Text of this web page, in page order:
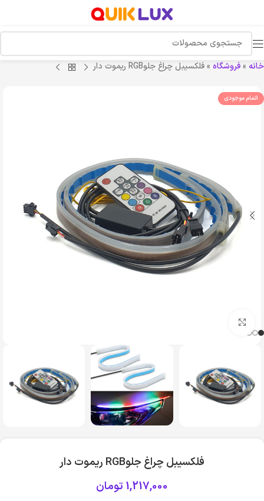
خانه »فروشگاه »فلکسیبل چراغ جلوRGB ریموت دار
اتمام موجودی
فلکسیبل چراغ جلوRGB ریموت دار
1,217,000 تومان